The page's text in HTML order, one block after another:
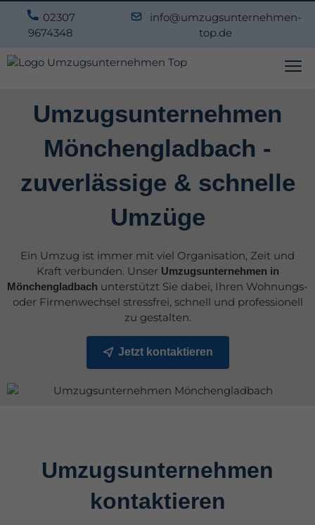
02307
9674348
info@umzugsunternehmen-
top.de
Umzugsunternehmen
Mönchengladbach -
zuverlässige & schnelle
Umzüge
Ein Umzug ist immer mit viel Organisation, Zeit und
Kraft verbunden. Unser Umzugsunternehmen in
Mönchengladbach unterstützt Sie dabei, Ihren Wohnungs-
oder Firmenwechsel stressfrei, schnell und professionell
zu gestalten.
Jetzt kontaktieren
Umzugsunternehmen
kontaktieren